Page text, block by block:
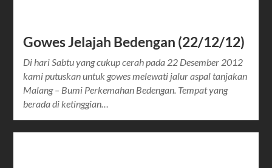
Gowes Jelajah Bedengan (22/12/12)
Di hari Sabtu yang cukup cerah pada 22 Desember 2012
kami putuskan untuk gowes melewati jalur aspal tanjakan
Malang – Bumi Perkemahan Bedengan. Tempat yang
berada di ketinggian…